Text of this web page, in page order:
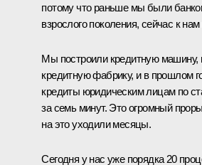
потому что раньше мы были
взрослого поколения, сейчас к
Мы построили кредитную машину,
кредитную фабрику, и в прошлом
кредиты юридическим лицам по
за семь минут. Это огромный
на это уходили месяцы.
Сегодня у нас уже порядка 20